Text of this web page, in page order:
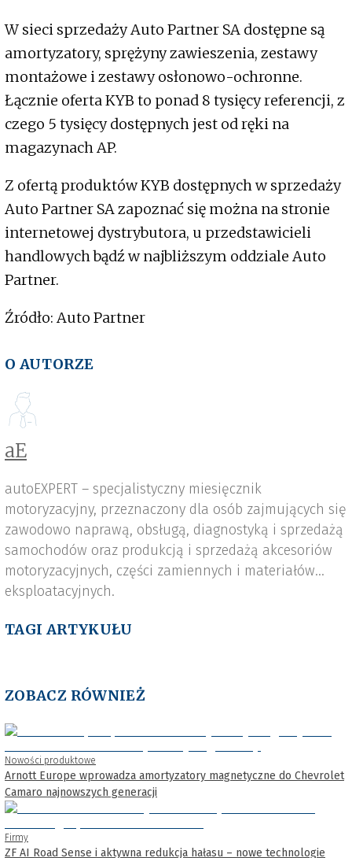
W sieci sprzedaży Auto Partner SA dostępne są
amortyzatory, sprężyny zawieszenia, zestawy
montażowe i zestawy osłonowo-ochronne.
Łącznie oferta KYB to ponad 8 tysięcy referencji, z
czego 5 tysięcy dostępnych jest od ręki na
magazynach AP.
Z ofertą produktów KYB dostępnych w sprzedaży
Auto Partner SA zapoznać się można na stronie
internetowej dystrybutora, u przedstawicieli
handlowych bądź w najbliższym oddziale Auto
Partner.
Źródło: Auto Partner
O AUTORZE
aE
autoEXPERT – specjalistyczny miesięcznik
motoryzacyjny, przeznaczony dla osób zajmujących się
zawodowo naprawą, obsługą, diagnostyką i sprzedażą
samochodów oraz produkcją i sprzedażą akcesoriów
motoryzacyjnych, części zamiennych i materiałów
eksploatacyjnych.
TAGI ARTYKUŁU
ZOBACZ RÓWNIEŻ
Nowości produktowe
Arnott Europe wprowadza amortyzatory magnetyczne do Chevrolet
Camaro najnowszych generacji
Firmy
ZF AI Road Sense i aktywna redukcja hałasu – nowe technologie